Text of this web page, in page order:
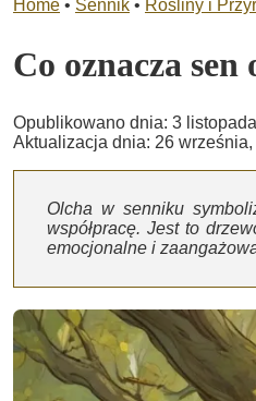
Home • Sennik • Rośliny i
Co oznacza sen
Opublikowano dnia: 3
Aktualizacja dnia: 26
Olcha w senniku
współpracę. Jest to
emocjonalne i